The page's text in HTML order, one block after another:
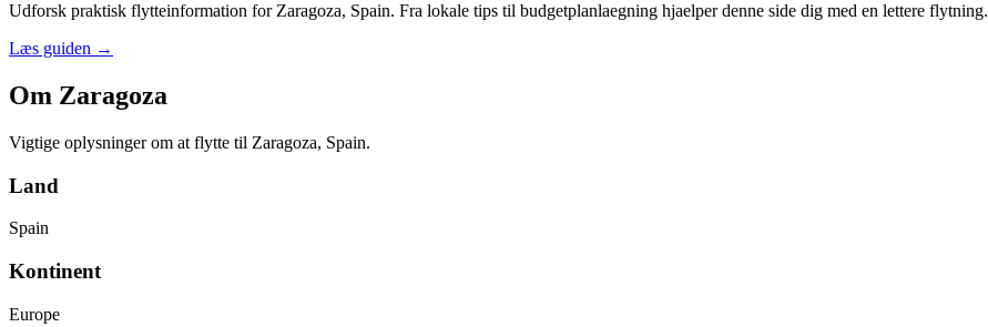
Udforsk praktisk flytteinformation for Zaragoza, Spain. Fra lokale tips til budgetplanlaegning hjaelper denne side dig med en lettere flytning.
Læs guiden →
Om Zaragoza
Vigtige oplysninger om at flytte til Zaragoza, Spain.
Land
Spain
Kontinent
Europe